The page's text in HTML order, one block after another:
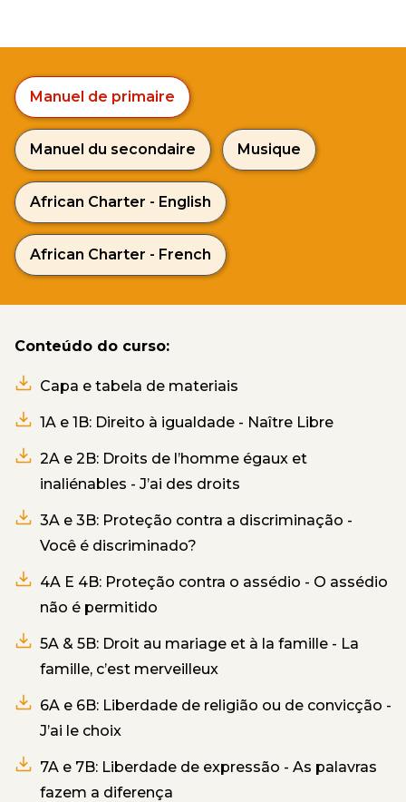
Manuel de primaire
Manuel du secondaire Musique
African Charter - English
African Charter - French
Conteúdo do curso:
Capa e tabela de materiais
1A e 1B: Direito à igualdade - Naître Libre
2A e 2B: Droits de l’homme égaux et
inaliénables - J’ai des droits
3A e 3B: Proteção contra a discriminação -
Você é discriminado?
4A E 4B: Proteção contra o assédio - O assédio
não é permitido
5A & 5B: Droit au mariage et à la famille - La
famille, c’est merveilleux
6A e 6B: Liberdade de religião ou de convicção -
J’ai le choix
7A e 7B: Liberdade de expressão - As palavras
fazem a diferença